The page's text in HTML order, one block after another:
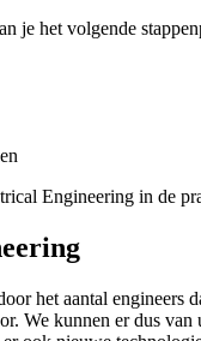
je het volgende
Engineering in de
het aantal engineers
We kunnen er dus